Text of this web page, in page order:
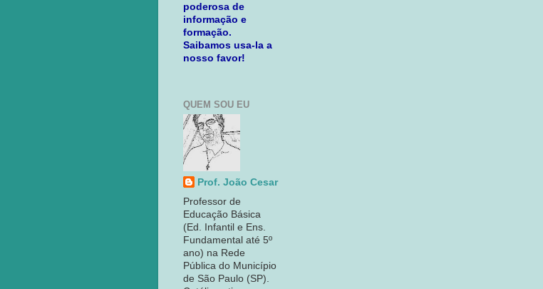
poderosa de
informação e
formação.
Saibamos usa-la a
nosso favor!
QUEM SOU EU
Prof. João Cesar
Professor de
Educação Básica
(Ed. Infantil e Ens.
Fundamental até 5º
ano) na Rede
Pública do Município
de São Paulo (SP).